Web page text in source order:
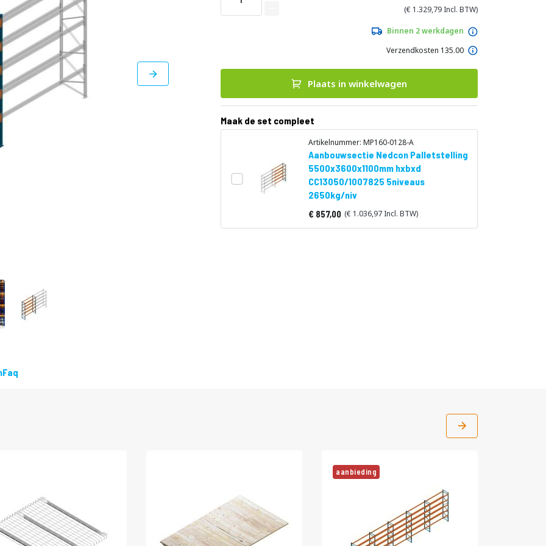
1.329,79
Binnen 2 werkdagen
Verzendkosten 135.00
Plaats in winkelwagen
Maak de set compleet
Artikelnummer: MP160-0128-A
Aanbouwsectie Nedcon Palletstelling
5500x3600x1100mm hxbxd
CC13050/1007825 5niveaus
2650kg/niv
Vanaf
857,00 1.036,97
Faq
aanbieding